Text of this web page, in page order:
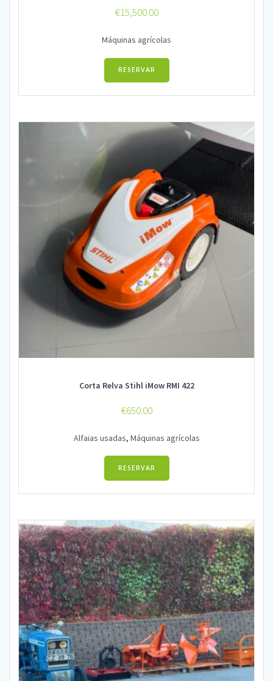
€15,500.00
Máquinas agrícolas
RESERVAR
Corta Relva Stihl iMow RMI 422
€650.00
Alfaias usadas, Máquinas agrícolas
RESERVAR